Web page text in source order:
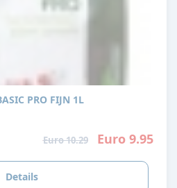
PRO FIJN 1L
Euro 10.29 Euro 9.95
Details